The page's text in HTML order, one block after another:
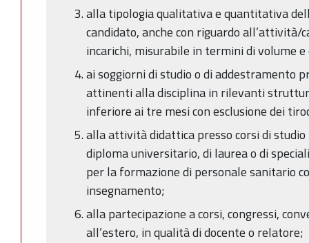
alla tipologia qualitativa e quantitativa
candidato, anche con riguardo
incarichi, misurabile in termini di volume
ai soggiorni di studio o di addestramento
attinenti alla disciplina in rilevanti
inferiore ai tre mesi con esclusione dei
alla attività didattica presso corsi di
diploma universitario, di laurea o di
per la formazione di personale sanitario
insegnamento;
alla partecipazione a corsi, congressi,
all’estero, in qualità di docente o relatore;